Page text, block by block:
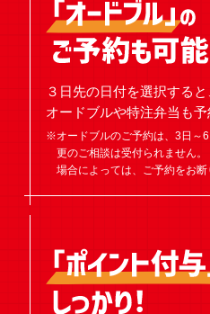
３日先の日付を選択すると
オードブルや特注弁当も予
※オードブルのご予約は、3日～
更のご相談は受付られません。
場合によっては、ご予約をお断